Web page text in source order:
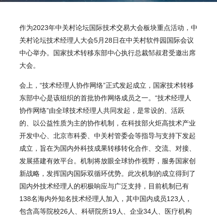
作为2023年中关村论坛国际技术交易大会板块重点活动，中
关村论坛技术经理人大会5月28日在中关村软件园国际会议
中心举办。国家技术转移东部中心执行总裁邹叔君受邀出席
大会。
会上， “技术经理人协作网络”正式发起成立，国家技术转移
东部中心是该组织的首批协作网络成员之一。 “技术经理人
协作网络”由全球技术经理人共同发起，是常设的、活跃
的、以公益性质为主的协作机制，在科技部火炬高技术产业
开发中心、北京市科委、中关村管委会等指导与支持下发起
成立，旨在为国内外科技成果转移转化合作、交流、对接、
发展搭建有效平台。机制将放眼全球协作视野，服务国家创
新战略，发挥国内国际双循环优势。此次机制的成立得到了
国内外技术经理人的积极响应与广泛支持，目前机制已有
138名海内外知名技术经理人加入，其中国内成员123人，
包含高等院校26人、科研院所19人、企业34人、医疗机构